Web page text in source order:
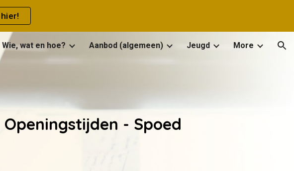
Skip to navigation
Wie, wat en hoe? Aanbod (algemeen) Jeugd More
- Spoed